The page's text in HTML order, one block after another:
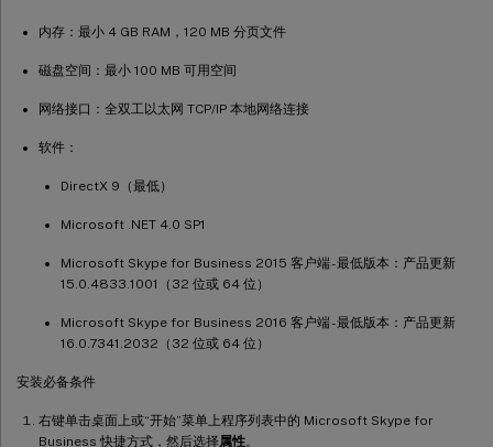
内存：最小 4 GB RAM，120 MB 分页文件
磁盘空间：最小 100 MB 可用空间
网络接口：全双工以太网 TCP/IP 本地网络连接
软件：
DirectX 9（最低）
Microsoft .NET 4.0 SP1
Microsoft Skype for Business 2015 客户端 - 最低版本：产品更新
15.0.4833.1001（32 位或 64 位）
Microsoft Skype for Business 2016 客户端 - 最低版本：产品更新
16.0.7341.2032（32 位或 64 位）
安装必备条件
右键单击桌面上或“开始”菜单上程序列表中的 Microsoft Skype for
Business 快捷方式，然后选择属性。